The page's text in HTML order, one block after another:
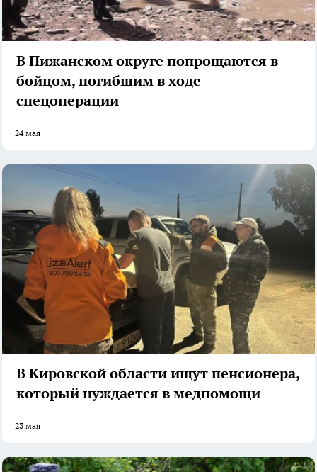
В Пижанском округе попрощаются в
бойцом, погибшим в ходе
спецоперации
24 мая
В Кировской области ищут пенсионера,
который нуждается в медпомощи
23 мая